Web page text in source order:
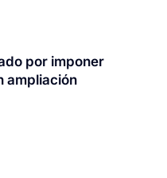
por imponer
ampliación